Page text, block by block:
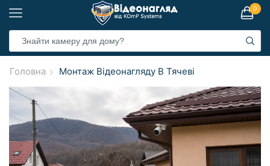
0
Головна Монтаж Відеонагляду В Тячеві